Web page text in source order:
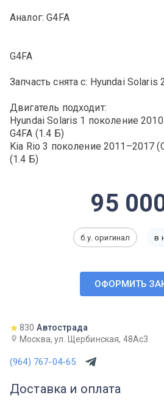
Аналог: G4FA
G4FA
Запчасть снята с: Hyundai Solaris
Двигатель подходит:
Hyundai Solaris 1 поколение
G4FA (1.4 Б)
Kia Rio 3 поколение 2011–2017
(1.4 Б)
95
б.у. оригинал в
ОФОРМИТЬ
830 Автострада
Москва, ул. Щербинская, 48Ас3
(964) 767-04-65
Доставка и оплата